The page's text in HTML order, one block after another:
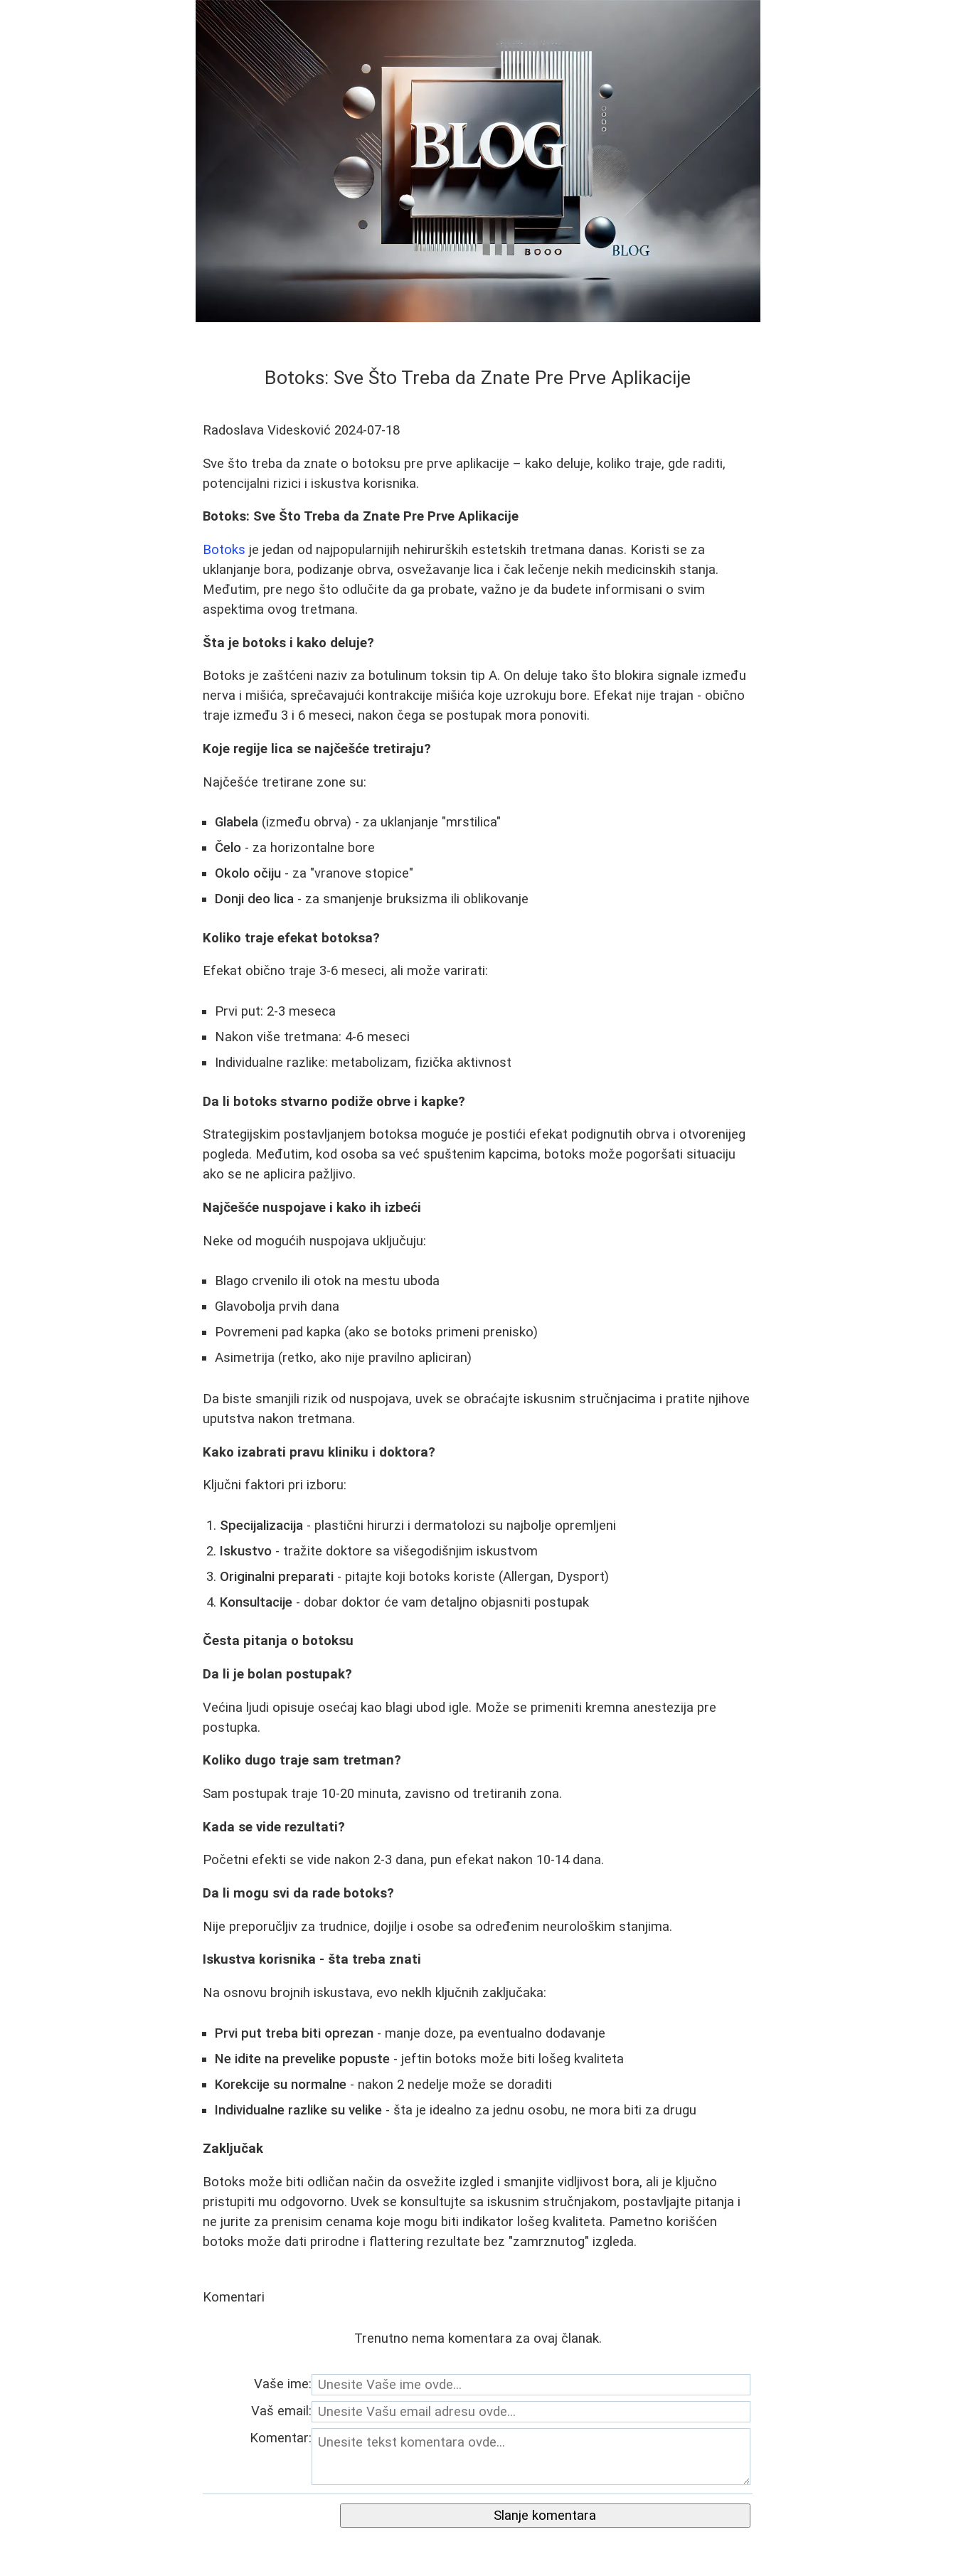
Botoks: Sve Što Treba da Znate Pre Prve Aplikacije
Radoslava Videsković 2024-07-18
Sve što treba da znate o botoksu pre prve aplikacije – kako deluje, koliko traje, gde raditi,
potencijalni rizici i iskustva korisnika.
Botoks: Sve Što Treba da Znate Pre Prve Aplikacije
Botoks je jedan od najpopularnijih nehirurških estetskih tretmana danas. Koristi se za
uklanjanje bora, podizanje obrva, osvežavanje lica i čak lečenje nekih medicinskih stanja.
Međutim, pre nego što odlučite da ga probate, važno je da budete informisani o svim
aspektima ovog tretmana.
Šta je botoks i kako deluje?
Botoks je zaštćeni naziv za botulinum toksin tip A. On deluje tako što blokira signale između
nerva i mišića, sprečavajući kontrakcije mišića koje uzrokuju bore. Efekat nije trajan - obično
traje između 3 i 6 meseci, nakon čega se postupak mora ponoviti.
Koje regije lica se najčešće tretiraju?
Najčešće tretirane zone su:
Glabela (između obrva) - za uklanjanje "mrstilica"
Čelo - za horizontalne bore
Okolo očiju - za "vranove stopice"
Donji deo lica - za smanjenje bruksizma ili oblikovanje
Koliko traje efekat botoksa?
Efekat obično traje 3-6 meseci, ali može varirati:
Prvi put: 2-3 meseca
Nakon više tretmana: 4-6 meseci
Individualne razlike: metabolizam, fizička aktivnost
Da li botoks stvarno podiže obrve i kapke?
Strategijskim postavljanjem botoksa moguće je postići efekat podignutih obrva i otvorenijeg
pogleda. Međutim, kod osoba sa već spuštenim kapcima, botoks može pogoršati situaciju
ako se ne aplicira pažljivo.
Najčešće nuspojave i kako ih izbeći
Neke od mogućih nuspojava uključuju:
Blago crvenilo ili otok na mestu uboda
Glavobolja prvih dana
Povremeni pad kapka (ako se botoks primeni prenisko)
Asimetrija (retko, ako nije pravilno apliciran)
Da biste smanjili rizik od nuspojava, uvek se obraćajte iskusnim stručnjacima i pratite njihove
uputstva nakon tretmana.
Kako izabrati pravu kliniku i doktora?
Ključni faktori pri izboru:
Specijalizacija - plastični hirurzi i dermatolozi su najbolje opremljeni
Iskustvo - tražite doktore sa višegodišnjim iskustvom
Originalni preparati - pitajte koji botoks koriste (Allergan, Dysport)
Konsultacije - dobar doktor će vam detaljno objasniti postupak
Česta pitanja o botoksu
Da li je bolan postupak?
Većina ljudi opisuje osećaj kao blagi ubod igle. Može se primeniti kremna anestezija pre
postupka.
Koliko dugo traje sam tretman?
Sam postupak traje 10-20 minuta, zavisno od tretiranih zona.
Kada se vide rezultati?
Početni efekti se vide nakon 2-3 dana, pun efekat nakon 10-14 dana.
Da li mogu svi da rade botoks?
Nije preporučljiv za trudnice, dojilje i osobe sa određenim neurološkim stanjima.
Iskustva korisnika - šta treba znati
Na osnovu brojnih iskustava, evo neklh ključnih zaključaka:
Prvi put treba biti oprezan - manje doze, pa eventualno dodavanje
Ne idite na prevelike popuste - jeftin botoks može biti lošeg kvaliteta
Korekcije su normalne - nakon 2 nedelje može se doraditi
Individualne razlike su velike - šta je idealno za jednu osobu, ne mora biti za drugu
Zaključak
Botoks može biti odličan način da osvežite izgled i smanjite vidljivost bora, ali je ključno
pristupiti mu odgovorno. Uvek se konsultujte sa iskusnim stručnjakom, postavljajte pitanja i
ne jurite za prenisim cenama koje mogu biti indikator lošeg kvaliteta. Pametno korišćen
botoks može dati prirodne i flattering rezultate bez "zamrznutog" izgleda.
Komentari
Trenutno nema komentara za ovaj članak.
Vaše ime:
Vaš email:
Komentar:
Slanje komentara